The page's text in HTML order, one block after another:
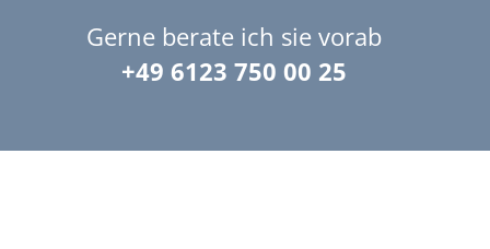
Gerne berate ich sie vorab
+49 6123 750 00 25